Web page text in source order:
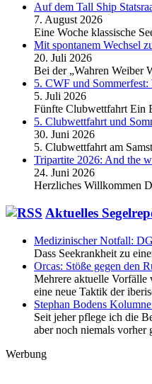
Auf dem Tall Ship
7. August 2026
Eine Woche klassische
Mit spontanem Wechsel
20. Juli 2026
Bei der „Wahren Weiber
5. CWF und Sommerfest:
5. Juli 2026
Fünfte Clubwettfahrt Ein
5. Clubwettfahrt und
30. Juni 2026
5. Clubwettfahrt am
Tripartite 2026: And the
24. Juni 2026
Herzliches Willkommen
Aktuelles
Medizinischer Notfall:
Dass Seekrankheit zu
Orcas: Stöße gegen den
Mehrere aktuelle Vorfälle
eine neue Taktik der
Stephan Bodens
Seit jeher pflege ich die
aber noch niemals vorher
Werbung